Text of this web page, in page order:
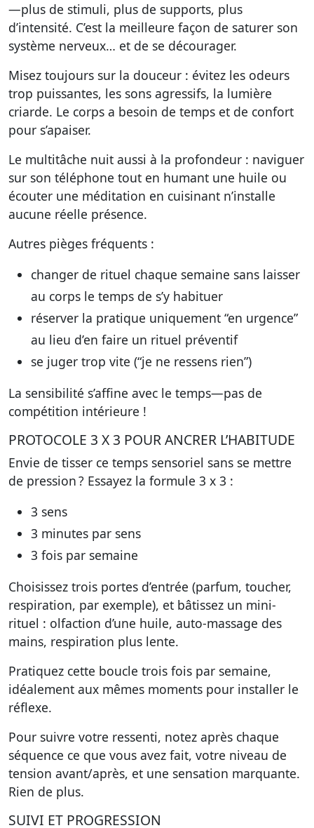
—plus de stimuli, plus de supports, plus
d’intensité. C’est la meilleure façon de saturer son
système nerveux… et de se décourager.
Misez toujours sur la douceur : évitez les odeurs
trop puissantes, les sons agressifs, la lumière
criarde. Le corps a besoin de temps et de confort
pour s’apaiser.
Le multitâche nuit aussi à la profondeur : naviguer
sur son téléphone tout en humant une huile ou
écouter une méditation en cuisinant n’installe
aucune réelle présence.
Autres pièges fréquents :
changer de rituel chaque semaine sans laisser
au corps le temps de s’y habituer
réserver la pratique uniquement “en urgence”
au lieu d’en faire un rituel préventif
se juger trop vite (“je ne ressens rien”)
La sensibilité s’affine avec le temps—pas de
compétition intérieure !
PROTOCOLE 3 X 3 POUR ANCRER L’HABITUDE
Envie de tisser ce temps sensoriel sans se mettre
de pression ? Essayez la formule 3 x 3 :
3 sens
3 minutes par sens
3 fois par semaine
Choisissez trois portes d’entrée (parfum, toucher,
respiration, par exemple), et bâtissez un mini-
rituel : olfaction d’une huile, auto-massage des
mains, respiration plus lente.
Pratiquez cette boucle trois fois par semaine,
idéalement aux mêmes moments pour installer le
réflexe.
Pour suivre votre ressenti, notez après chaque
séquence ce que vous avez fait, votre niveau de
tension avant/après, et une sensation marquante.
Rien de plus.
SUIVI ET PROGRESSION